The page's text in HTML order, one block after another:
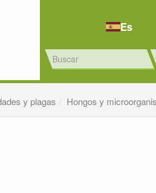
Es
y plagas Hongos y